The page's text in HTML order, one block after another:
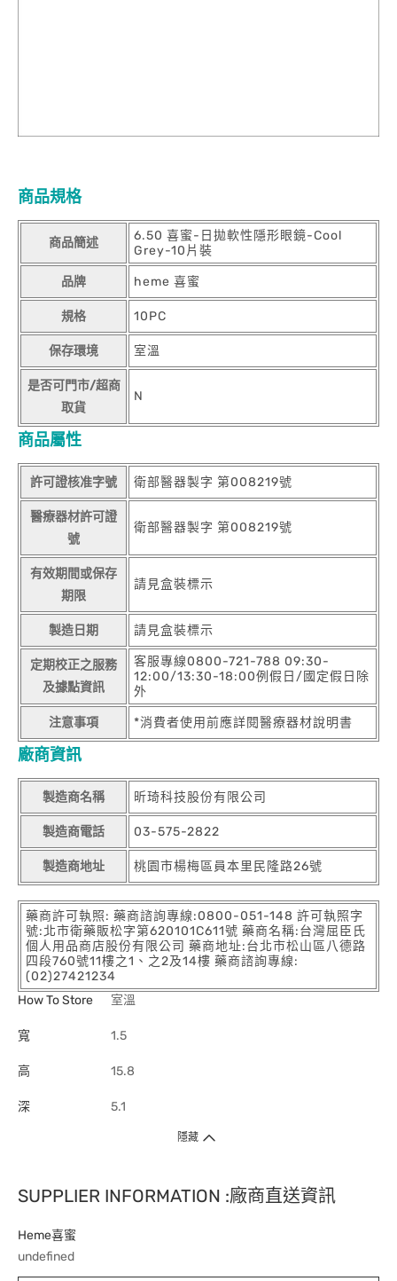
商品規格
商品簡述
6.50 喜蜜-日拋軟性隱形眼鏡-Cool
Grey-10片裝
品牌 heme 喜蜜
規格 10PC
保存環境 室溫
是否可門市/超商
取貨
N
商品屬性
許可證核准字號 衛部醫器製字 第008219號
醫療器材許可證
號
衛部醫器製字 第008219號
有效期間或保存
期限
請見盒裝標示
製造日期 請見盒裝標示
定期校正之服務
及據點資訊
客服專線0800-721-788 09:30-
12:00/13:30-18:00例假日/國定假日除
外
注意事項 *消費者使用前應詳閱醫療器材說明書
廠商資訊
製造商名稱 昕琦科技股份有限公司
製造商電話 03-575-2822
製造商地址 桃園市楊梅區員本里民隆路26號
藥商許可執照: 藥商諮詢專線:0800-051-148 許可執照字
號:北市衛藥販松字第620101C611號 藥商名稱:台灣屈臣氏
個人用品商店股份有限公司 藥商地址:台北市松山區八德路
四段760號11樓之1、之2及14樓 藥商諮詢專線:
(02)27421234
How To Store
室溫
寬 1.5
高 15.8
深 5.1
隱藏
SUPPLIER INFORMATION :廠商直送資訊
Heme喜蜜
undefined